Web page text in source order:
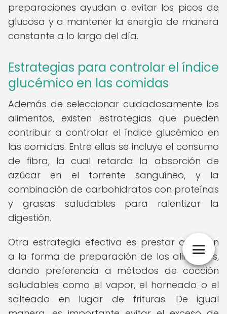
preparaciones ayudan a evitar los picos de
glucosa y a mantener la energía de manera
constante a lo largo del día.
Estrategias para controlar el índice
glucémico en las comidas
Además de seleccionar cuidadosamente los
alimentos, existen estrategias que pueden
contribuir a controlar el índice glucémico en
las comidas. Entre ellas se incluye el consumo
de fibra, la cual retarda la absorción de
azúcar en el torrente sanguíneo, y la
combinación de carbohidratos con proteínas
y grasas saludables para ralentizar la
digestión.
Otra estrategia efectiva es prestar atención
a la forma de preparación de los alimentos,
dando preferencia a métodos de cocción
saludables como el vapor, el horneado o el
salteado en lugar de frituras. De igual